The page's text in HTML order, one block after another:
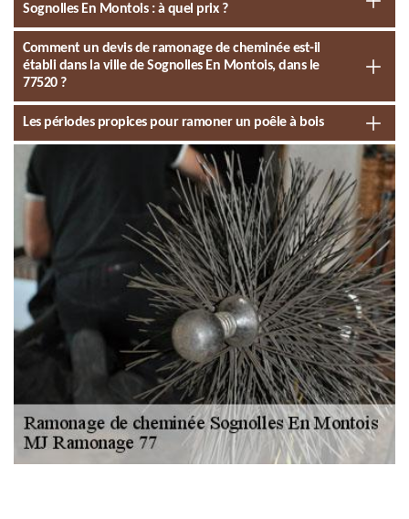
Sognolles En Montois : à quel prix ?
Comment un devis de ramonage de cheminée est-il
établi dans la ville de Sognolles En Montois, dans le
77520 ?
Les périodes propices pour ramoner un poêle à bois